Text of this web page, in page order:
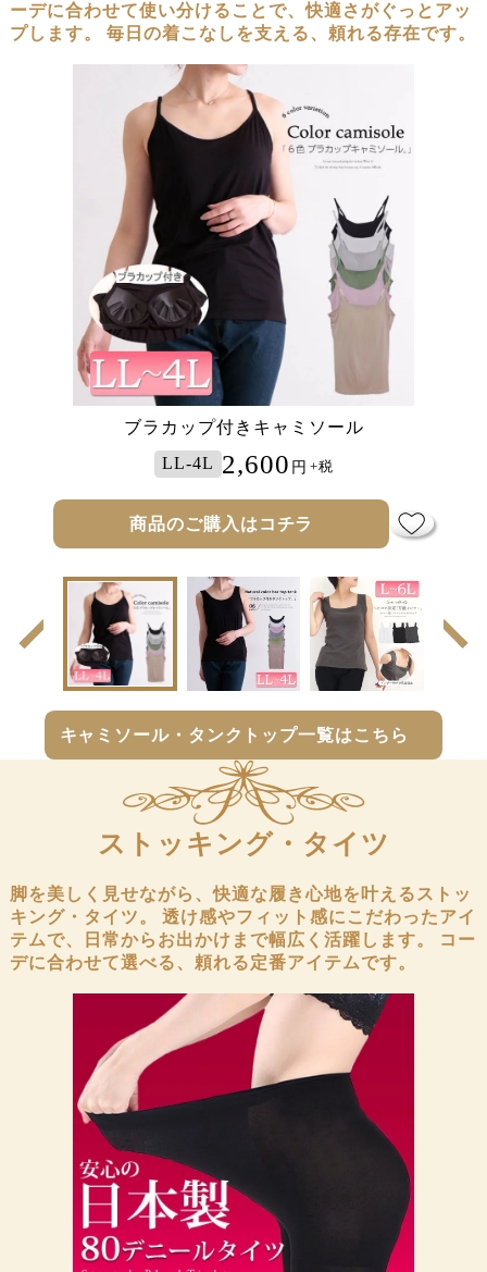
ーデに合わせて使い分けることで、快適さがぐっとアッ
プします。
毎日の着こなしを支える、頼れる存在です。
白シャツが透けないインナーキャミソー
L-5L 2,480円+税
商品のご購入はコチラ
透けないペチコートキャミソールワンピ
L-5L 2,980円+税
商品のご購入はコチラ
ブラカップ付きタンクトップ
5L-7L 2,800 円 +税
商品のご購入はコチラ
ブラカップ付きキャミソール
LL-4L 2,600 円 +税
商品のご購入はコチラ
ブラカップ付きタンクトップ
LL-4L 2,600 円 +税
商品のご購入はコチラ
前
次
キャミソール・タンクトップ一覧はこちら
ストッキング・タイツ
脚を美しく見せながら、快適な履き心地を叶えるストッ
キング・タイツ。
透け感やフィット感にこだわったアイ
テムで、日常からお出かけまで幅広く活躍します。
コー
デに合わせて選べる、頼れる定番アイテムです。